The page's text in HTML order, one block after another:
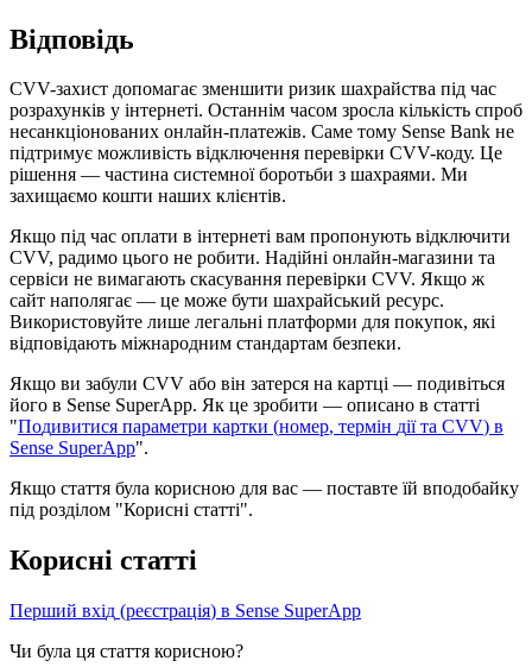
Відповідь
CVV-захист допомагає зменшити ризик шахрайства під час
розрахунків у інтернеті. Останнім часом зросла кількість спроб
несанкціонованих онлайн-платежів. Саме тому Sense Bank не
підтримує можливість відключення перевірки CVV-коду. Це
рішення — частина системної боротьби з шахраями. Ми
захищаємо кошти наших клієнтів.
Якщо під час оплати в інтернеті вам пропонують відключити
CVV, радимо цього не робити. Надійні онлайн-магазини та
сервіси не вимагають скасування перевірки CVV. Якщо ж
сайт наполягає — це може бути шахрайський ресурс.
Використовуйте лише легальні платформи для покупок, які
відповідають міжнародним стандартам безпеки.
Якщо ви забули CVV або він затерся на картці — подивіться
його в Sense SuperApp. Як це зробити — описано в статті
"Подивитися параметри картки (номер, термін дії та CVV) в
Sense SuperApp".
Якщо стаття була корисною для вас — поставте їй вподобайку
під розділом "Корисні статті".
Корисні статті
Перший вхід (реєстрація) в Sense SuperApp
Чи була ця стаття корисною?